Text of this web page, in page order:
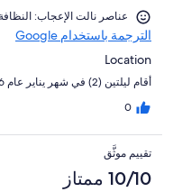
عناصر نالت الإعجاب: ⁦النظافة⁩، و⁦وسائل الراحة⁩، و⁦حالة المنشأة ومرافقها⁩
الترجمة باستخدام Google
Location
أقام ليلتين (2) في شهر يناير عام 2026
0
تقييم موثَّق
10/10 ممتاز